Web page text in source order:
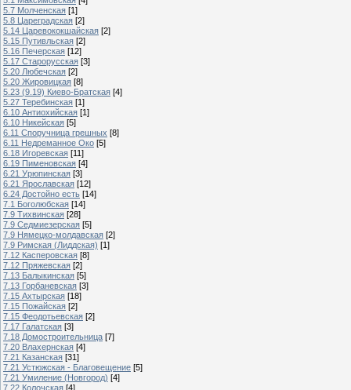
5.7 Молченская [1]
5.8 Цареградская [2]
5.14 Царевококшайская [2]
5.15 Путивльская [2]
5.16 Печерская [12]
5.17 Старорусская [3]
5.20 Любечская [2]
5.20 Жировицкая [8]
5.23 (9.19) Киево-Братская [4]
5.27 Теребинская [1]
6.10 Антиохийская [1]
6.10 Никейская [5]
6.11 Споручница грешных [8]
6.11 Недреманное Око [5]
6.18 Игоревская [11]
6.19 Пименовская [4]
6.21 Урюпинская [3]
6.21 Ярославская [12]
6.24 Достойно есть [14]
7.1 Боголюбская [14]
7.9 Тихвинская [28]
7.9 Седмиезерская [5]
7.9 Нямецко-молдавская [2]
7.9 Римская (Лиддская) [1]
7.12 Касперовская [8]
7.12 Пряжевская [2]
7.13 Балыкинская [5]
7.13 Горбаневская [3]
7.15 Ахтырская [18]
7.15 Пожайская [2]
7.15 Феодотьевская [2]
7.17 Галатская [3]
7.18 Домостроительница [7]
7.20 Влахернская [4]
7.21 Казанская [31]
7.21 Устюжская - Благовещение [5]
7.21 Умиление (Новгород) [4]
7.22 Колочская [4]